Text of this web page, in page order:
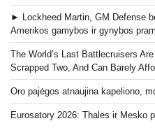
► Lockheed Martin, GM Defense
Amerikos gamybos ir gynybos
The World’s Last Battlecruisers
Scrapped Two, And Can Barely
Oro pajėgos atnaujina kapeliono,
Eurosatory 2026: Thales ir Mesko